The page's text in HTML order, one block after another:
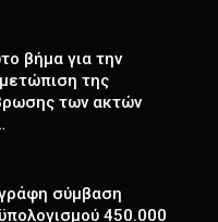
βήμα για την
της
των ακτών
σύμβαση
450.000